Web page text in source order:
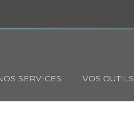
SERVICES VOS OUTILS